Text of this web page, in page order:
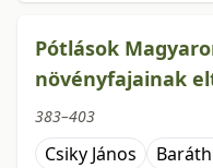
Pótlások
növényfajainak
383–403
Csiky János